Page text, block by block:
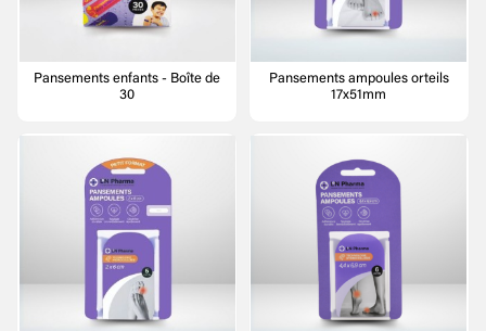
Pansements enfants - Boîte de
30
Pansements ampoules orteils
17x51mm